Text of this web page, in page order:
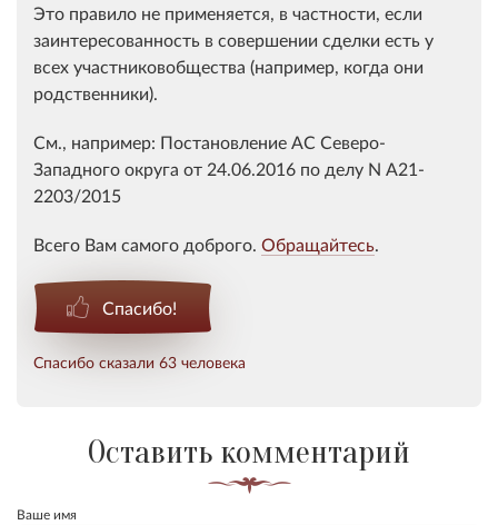
Это правило не применяется, в частности, если
заинтересованность в совершении сделки есть у
всех участниковобщества (например, когда они
родственники).
См., например: Постановление АС Северо-
Западного округа от 24.06.2016 по делу N А21-
2203/2015
Всего Вам самого доброго. Обращайтесь.
Спасибо!
Спасибо сказали 63 человека
Оставить комментарий
Ваше имя